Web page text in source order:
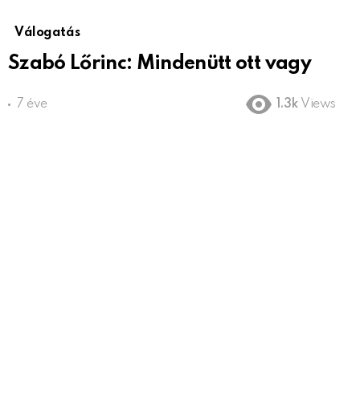
Válogatás
Szabó Lőrinc: Mindenütt ott vagy
7 éve 1.3k Views